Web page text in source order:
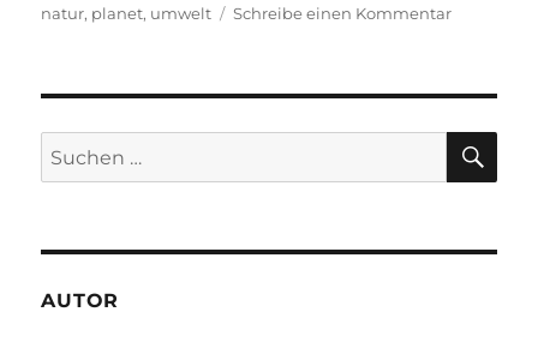
am
natur, planet, umwelt Schreibe einen Kommentarzu
Das
ist
unsere
Suchen
nach:
AUTOR